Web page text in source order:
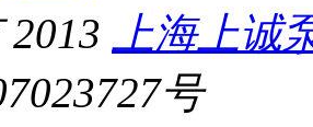
上海上诚
号